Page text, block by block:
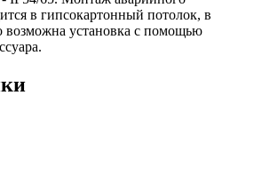
в гипсокартонный потолок, в
возможна установка с помощью